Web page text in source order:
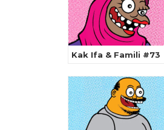
Kak Ifa & Famili #73